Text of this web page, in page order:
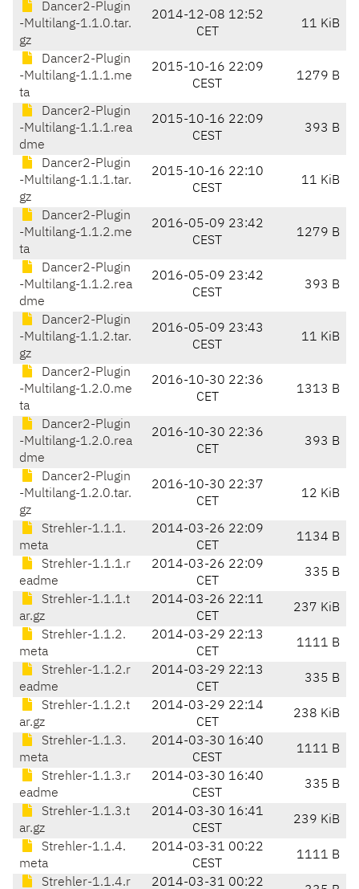
Dancer2-Plugin
-Multilang-1.1.0.tar.
gz
2014-12-08 12:52
CET
11 KiB
Dancer2-Plugin
-Multilang-1.1.1.me
ta
2015-10-16 22:09
CEST
1279 B
Dancer2-Plugin
-Multilang-1.1.1.rea
dme
2015-10-16 22:09
CEST
393 B
Dancer2-Plugin
-Multilang-1.1.1.tar.
gz
2015-10-16 22:10
CEST
11 KiB
Dancer2-Plugin
-Multilang-1.1.2.me
ta
2016-05-09 23:42
CEST
1279 B
Dancer2-Plugin
-Multilang-1.1.2.rea
dme
2016-05-09 23:42
CEST
393 B
Dancer2-Plugin
-Multilang-1.1.2.tar.
gz
2016-05-09 23:43
CEST
11 KiB
Dancer2-Plugin
-Multilang-1.2.0.me
ta
2016-10-30 22:36
CET
1313 B
Dancer2-Plugin
-Multilang-1.2.0.rea
dme
2016-10-30 22:36
CET
393 B
Dancer2-Plugin
-Multilang-1.2.0.tar.
gz
2016-10-30 22:37
CET
12 KiB
Strehler-1.1.1.
meta
2014-03-26 22:09
CET
1134 B
Strehler-1.1.1.r
eadme
2014-03-26 22:09
CET
335 B
Strehler-1.1.1.t
ar.gz
2014-03-26 22:11
CET
237 KiB
Strehler-1.1.2.
meta
2014-03-29 22:13
CET
1111 B
Strehler-1.1.2.r
eadme
2014-03-29 22:13
CET
335 B
Strehler-1.1.2.t
ar.gz
2014-03-29 22:14
CET
238 KiB
Strehler-1.1.3.
meta
2014-03-30 16:40
CEST
1111 B
Strehler-1.1.3.r
eadme
2014-03-30 16:40
CEST
335 B
Strehler-1.1.3.t
ar.gz
2014-03-30 16:41
CEST
239 KiB
Strehler-1.1.4.
meta
2014-03-31 00:22
CEST
1111 B
Strehler-1.1.4.r 2014-03-31 00:22